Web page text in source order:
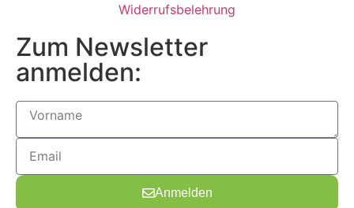
Widerrufsbelehrung
Zum Newsletter
anmelden:
Anmelden